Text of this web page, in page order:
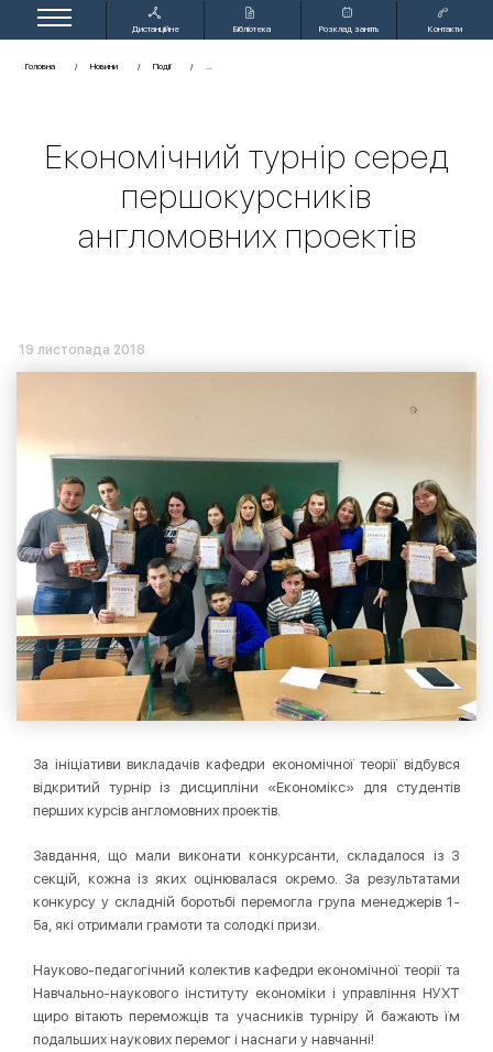
Дистанційне
Бібліотека Розклад занять Контакти
Головна Новини Події
Економічний турнір серед
першокурсників
англомовних проектів
19 листопада 2018
За ініціативи викладачів кафедри економічної теорії відбувся
відкритий турнір із дисципліни «Економікс» для студентів
перших курсів англомовних проектів.
Завдання, що мали виконати конкурсанти, складалося із 3
секцій, кожна із яких оцінювалася окремо. За результатами
конкурсу у складній боротьбі перемогла група менеджерів 1-
5а, які отримали грамоти та солодкі призи.
Науково-педагогічний колектив кафедри економічної теорії та
Навчально-наукового інституту економіки і управління НУХТ
щиро вітають переможців та учасників турніру й бажають їм
подальших наукових перемог і наснаги у навчанні!